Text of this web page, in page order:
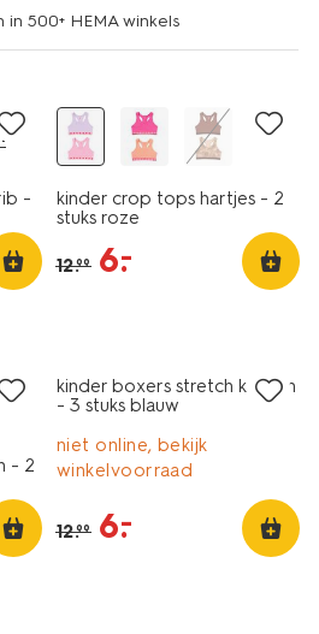
in 500+ HEMA winkels
-
2 stuks
kinder crop tops hartjes - 2
stuks roze
12.99 6.
–
- 2
kinder boxers stretch katoen
- 3 stuks blauw
niet online, bekijk
winkelvoorraad
12.99 6.
–